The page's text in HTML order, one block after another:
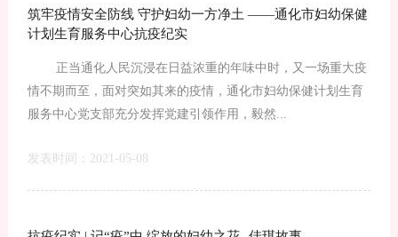
筑牢疫情安全防线 守护妇幼一方净土 ——通化市妇幼保健
计划生育服务中心抗疫纪实
正当通化人民沉浸在日益浓重的年味中时，又一场重大疫
情不期而至，面对突如其来的疫情，通化市妇幼保健计划生育
服务中心党支部充分发挥党建引领作用，毅然...
发表时间：2021-05-08